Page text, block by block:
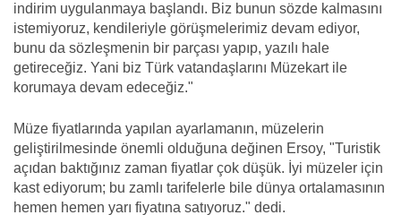
indirim uygulanmaya başlandı. Biz bunun sözde kalmasını
istemiyoruz, kendileriyle görüşmelerimiz devam ediyor,
bunu da sözleşmenin bir parçası yapıp, yazılı hale
getireceğiz. Yani biz Türk vatandaşlarını Müzekart ile
korumaya devam edeceğiz."
Müze fiyatlarında yapılan ayarlamanın, müzelerin
geliştirilmesinde önemli olduğuna değinen Ersoy, "Turistik
açıdan baktığınız zaman fiyatlar çok düşük. İyi müzeler için
kast ediyorum; bu zamlı tarifelerle bile dünya ortalamasının
hemen hemen yarı fiyatına satıyoruz." dedi.